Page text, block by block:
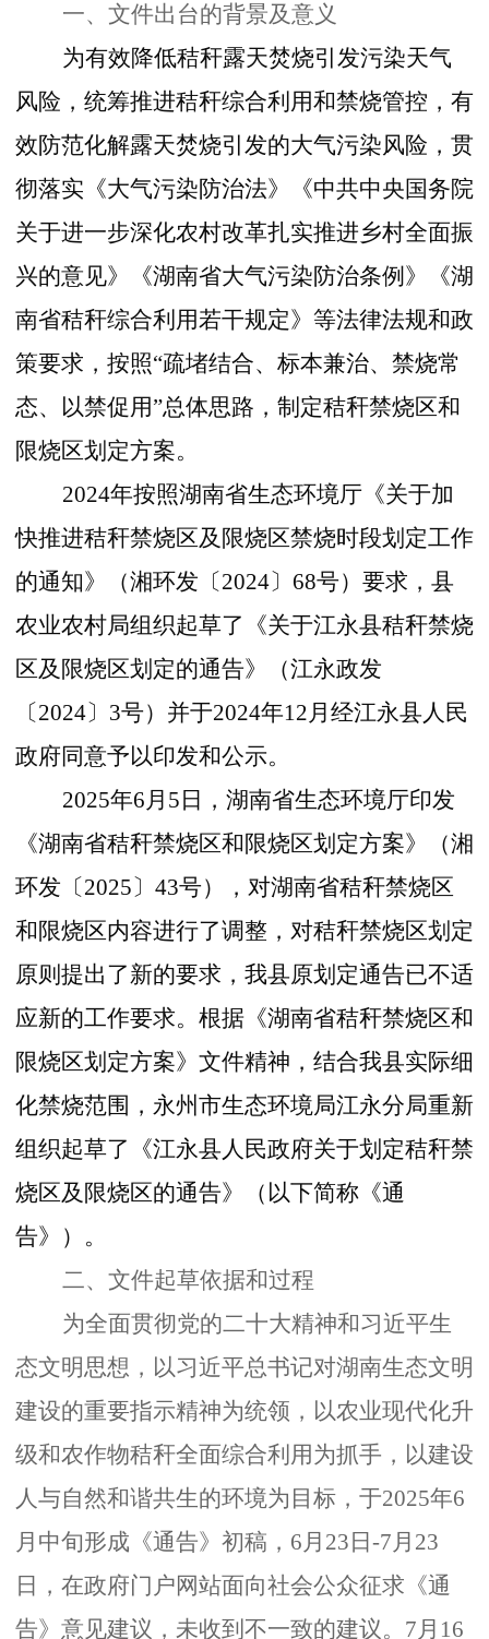
一、文件出台的背景及意义
为有效降低秸秆露天焚烧引发污染天气
风险，统筹推进秸秆综合利用和禁烧管控，有
效防范化解露天焚烧引发的大气污染风险，贯
彻落实《大气污染防治法》《中共中央国务院
关于进一步深化农村改革扎实推进乡村全面振
兴的意见》《湖南省大气污染防治条例》《湖
南省秸秆综合利用若干规定》等法律法规和政
策要求，按照“疏堵结合、标本兼治、禁烧常
态、以禁促用”总体思路，制定秸秆禁烧区和
限烧区划定方案。
2024年按照湖南省生态环境厅《关于加
快推进秸秆禁烧区及限烧区禁烧时段划定工作
的通知》（湘环发〔2024〕68号）要求，县
农业农村局组织起草了《关于江永县秸秆禁烧
区及限烧区划定的通告》（江永政发
〔2024〕3号）并于2024年12月经江永县人民
政府同意予以印发和公示。
2025年6月5日，湖南省生态环境厅印发
《湖南省秸秆禁烧区和限烧区划定方案》（湘
环发〔2025〕43号），对湖南省秸秆禁烧区
和限烧区内容进行了调整，对秸秆禁烧区划定
原则提出了新的要求，我县原划定通告已不适
应新的工作要求。根据《湖南省秸秆禁烧区和
限烧区划定方案》文件精神，结合我县实际细
化禁烧范围，永州市生态环境局江永分局重新
组织起草了《江永县人民政府关于划定秸秆禁
烧区及限烧区的通告》（以下简称《通
告》）。
二、文件起草依据和过程
为全面贯彻党的二十大精神和习近平生
态文明思想，以习近平总书记对湖南生态文明
建设的重要指示精神为统领，以农业现代化升
级和农作物秸秆全面综合利用为抓手，以建设
人与自然和谐共生的环境为目标，于2025年6
月中旬形成《通告》初稿，6月23日-7月23
日，在政府门户网站面向社会公众征求《通
告》意见建议，未收到不一致的建议。7月16